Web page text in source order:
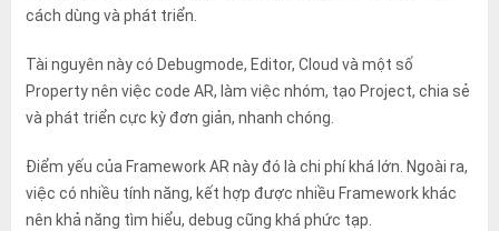
cách dùng và phát triển.
Tài nguyên này có Debugmode, Editor, Cloud và một số
Property nên việc code AR, làm việc nhóm, tạo Project, chia sẻ
và phát triển cực kỳ đơn giản, nhanh chóng.
Điểm yếu của Framework AR này đó là chi phí khá lớn. Ngoài ra,
việc có nhiều tính năng, kết hợp được nhiều Framework khác
nên khả năng tìm hiểu, debug cũng khá phức tạp.